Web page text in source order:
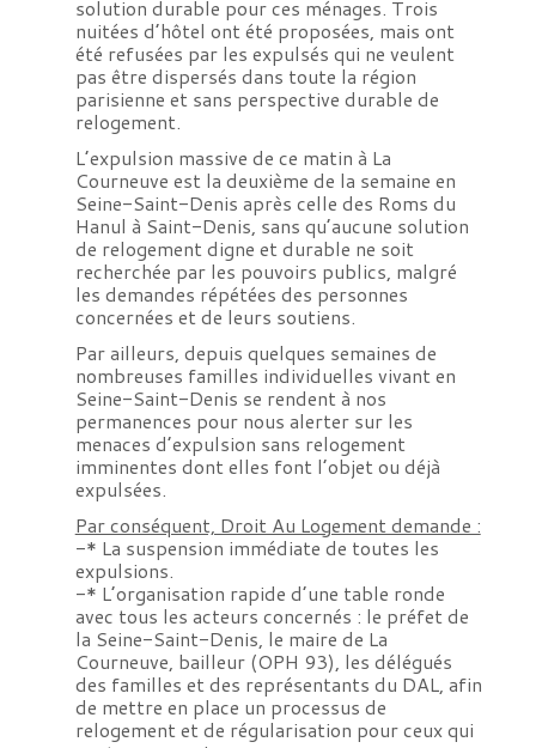
solution durable pour ces ménages. Trois
nuitées d’hôtel ont été proposées, mais ont
été refusées par les expulsés qui ne veulent
pas être dispersés dans toute la région
parisienne et sans perspective durable de
relogement.
L’expulsion massive de ce matin à La
Courneuve est la deuxième de la semaine en
Seine-Saint-Denis après celle des Roms du
Hanul à Saint-Denis, sans qu’aucune solution
de relogement digne et durable ne soit
recherchée par les pouvoirs publics, malgré
les demandes répétées des personnes
concernées et de leurs soutiens.
Par ailleurs, depuis quelques semaines de
nombreuses familles individuelles vivant en
Seine-Saint-Denis se rendent à nos
permanences pour nous alerter sur les
menaces d’expulsion sans relogement
imminentes dont elles font l’objet ou déjà
expulsées.
Par conséquent, Droit Au Logement demande :
-* La suspension immédiate de toutes les
expulsions.
-* L’organisation rapide d’une table ronde
avec tous les acteurs concernés : le préfet de
la Seine-Saint-Denis, le maire de La
Courneuve, bailleur (OPH 93), les délégués
des familles et des représentants du DAL, afin
de mettre en place un processus de
relogement et de régularisation pour ceux qui